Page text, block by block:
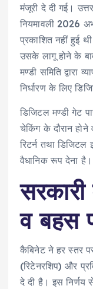
मंजूरी दे दी गई।
नियमावली 2026
प्रकाशित नहीं हुई
उसके लागू होने के
मण्डी समिति द्वारा
निर्धारण के लिए
डिजिटल मण्डी गेट
चेकिंग के दौरान
रिटर्न तथा
वैधानिक रूप देना है।
व बहस
कैबिनेट ने हर स्तर
(रिटेनरशिप) और
दे दी है। इस